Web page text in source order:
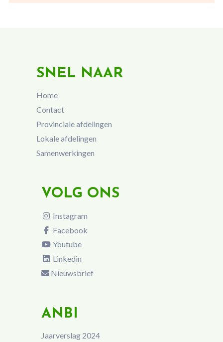
SNEL NAAR
Home
Contact
Provinciale afdelingen
Lokale afdelingen
Samenwerkingen
VOLG ONS
Instagram
Facebook
Youtube
Linkedin
Nieuwsbrief
ANBI
Jaarverslag 2024